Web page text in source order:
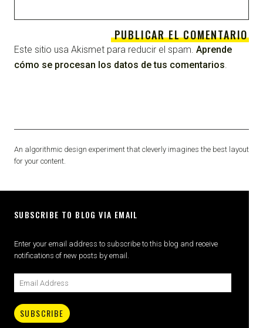
Este sitio usa Akismet para reducir el spam. Aprende
cómo se procesan los datos de tus comentarios.
An algorithmic design experiment that cleverly imagines the best layout
for your content.
SUBSCRIBE TO BLOG VIA EMAIL
Enter your email address to subscribe to this blog and receive
notifications of new posts by email.
SUBSCRIBE